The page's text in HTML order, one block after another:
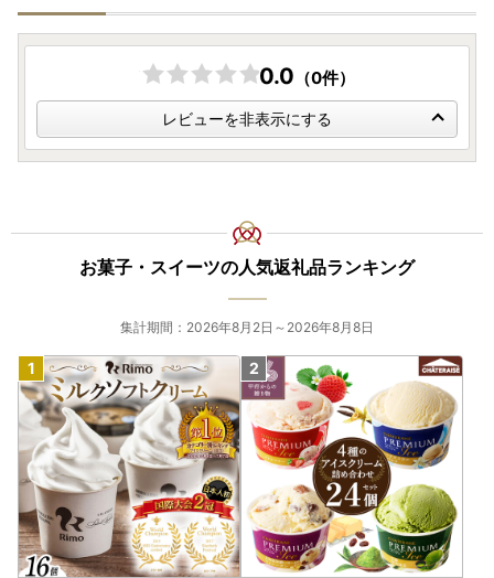
0.0 （0件）
レビューを非表示にする
お菓子・スイーツの人気返礼品ランキング
集計期間：2026年8月2日～2026年8月8日